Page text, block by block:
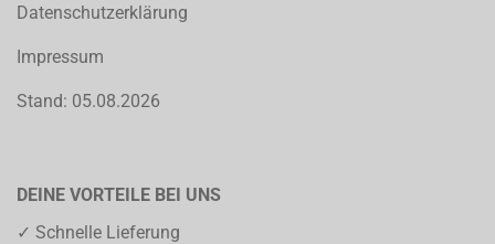
Datenschutzerklärung
Impressum
Stand: 05.08.2026
DEINE VORTEILE BEI UNS
✓ Schnelle Lieferung